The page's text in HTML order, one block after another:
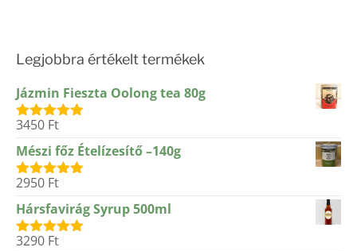
Legjobbra értékelt termékek
Jázmin Fieszta Oolong tea 80g
Értékelés:
3450 Ft
Mészi főz Ételízesítő –140g
Értékelés:
2950 Ft
Hársfavirág Syrup 500ml
Értékelés:
3290 Ft